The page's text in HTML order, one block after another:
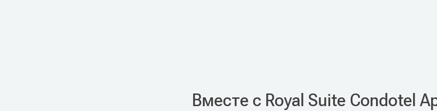
Вместе с Royal Suite Condotel